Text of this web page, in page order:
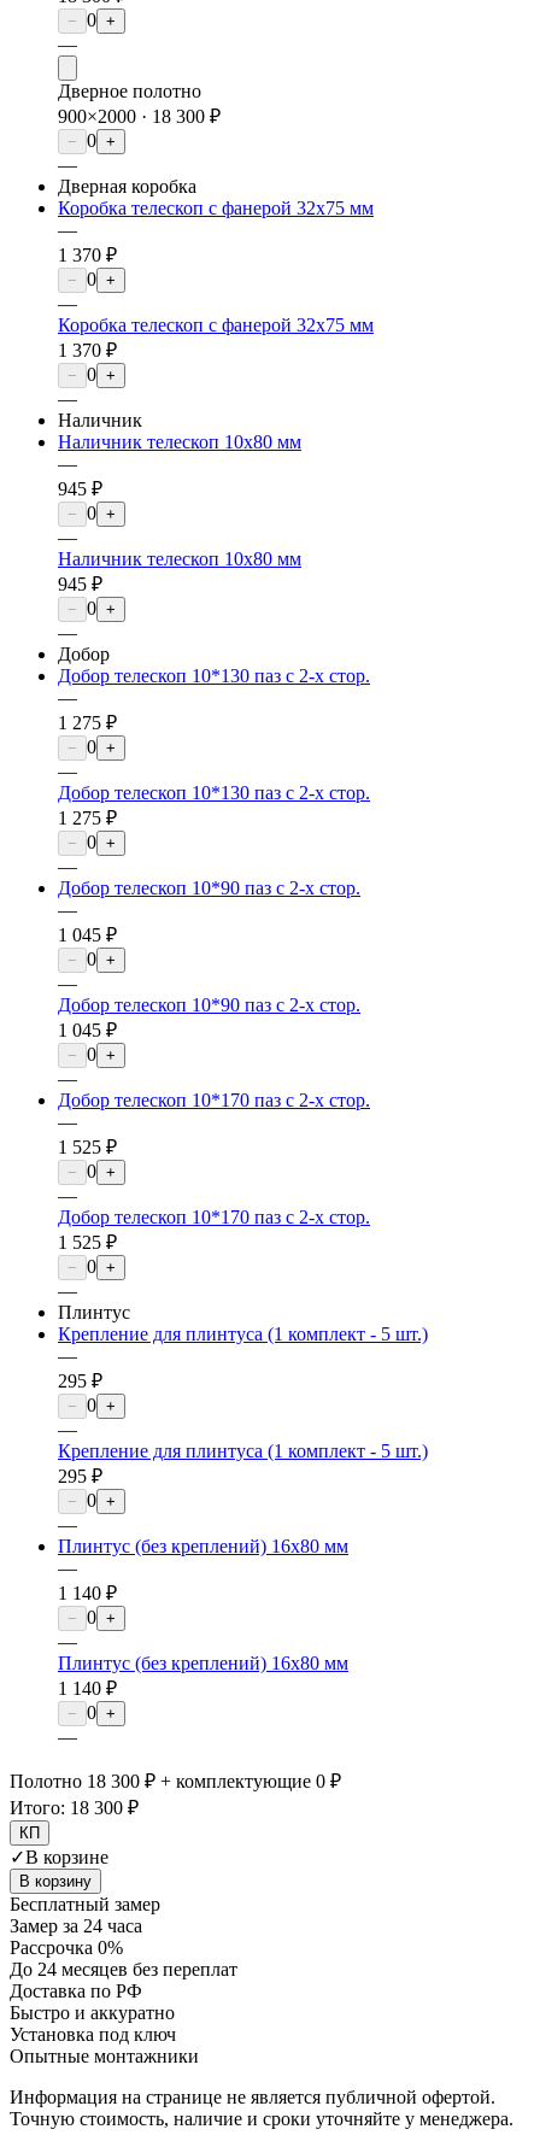
− 0 +
—
Дверное полотно
900×2000 · 18 300 ₽
− 0 +
—
Дверная коробка
Коробка телескоп с фанерой 32х75 мм
—
1 370 ₽
− 0 +
—
Коробка телескоп с фанерой 32х75 мм
1 370 ₽
− 0 +
—
Наличник
Наличник телескоп 10х80 мм
—
945 ₽
− 0 +
—
Наличник телескоп 10х80 мм
945 ₽
− 0 +
—
Добор
Добор телескоп 10*130 паз с 2-х стор.
—
1 275 ₽
− 0 +
—
Добор телескоп 10*130 паз с 2-х стор.
1 275 ₽
− 0 +
—
Добор телескоп 10*90 паз с 2-х стор.
—
1 045 ₽
− 0 +
—
Добор телескоп 10*90 паз с 2-х стор.
1 045 ₽
− 0 +
—
Добор телескоп 10*170 паз с 2-х стор.
—
1 525 ₽
− 0 +
—
Добор телескоп 10*170 паз с 2-х стор.
1 525 ₽
− 0 +
—
Плинтус
Крепление для плинтуса (1 комплект - 5 шт.)
—
295 ₽
− 0 +
—
Крепление для плинтуса (1 комплект - 5 шт.)
295 ₽
− 0 +
—
Плинтус (без креплений) 16х80 мм
—
1 140 ₽
− 0 +
—
Плинтус (без креплений) 16х80 мм
1 140 ₽
− 0 +
—
Полотно 18 300 ₽ + комплектующие 0 ₽
Итого: 18 300 ₽
КП
✓В корзине
В корзину
Бесплатный замер
Замер за 24 часа
Рассрочка 0%
До 24 месяцев без переплат
Доставка по РФ
Быстро и аккуратно
Установка под ключ
Опытные монтажники
Информация на странице не является публичной офертой.
Точную стоимость, наличие и сроки уточняйте у менеджера.